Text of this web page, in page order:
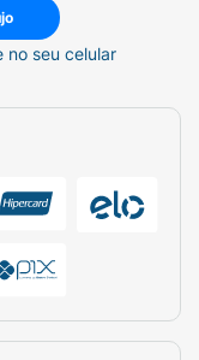
seu celular